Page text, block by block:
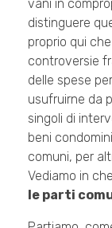
vani in
distinguere
proprio qui
controversie
delle spese
usufruirne da
singoli di
beni
comuni, per
Vediamo in
le parti